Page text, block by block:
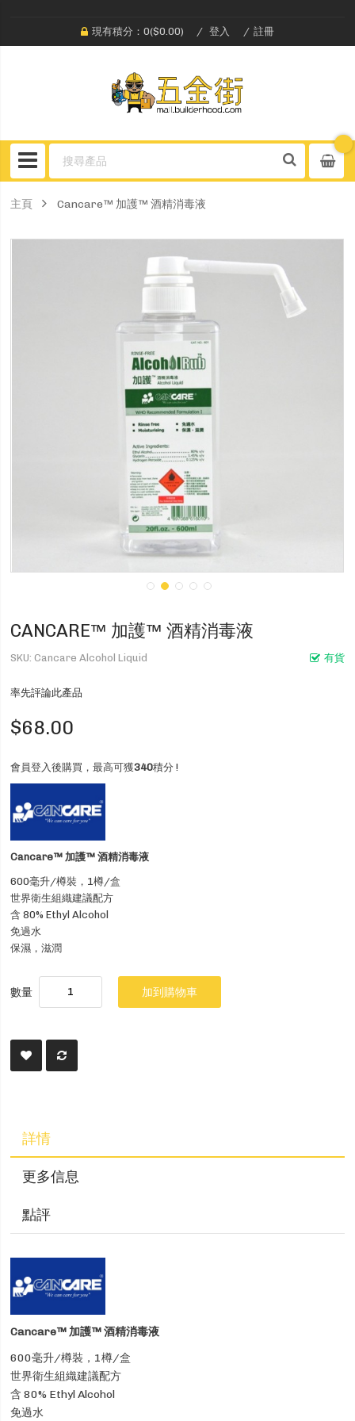
現有積分：0($0.00) 登入 註冊
主頁 Cancare™ 加護™ 酒精消毒液
CANCARE™ 加護™ 酒精消毒液
有貨
SKU Cancare Alcohol Liquid
率先評論此產品
$68.00
會員登入後購買，最高可獲340積分 !
Cancare™ 加護™ 酒精消毒液
600毫升/樽裝，1樽/盒
世界衛生組織建議配方
含 80% Ethyl Alcohol
免過水
保濕，滋潤
數量 加到購物車
詳情
更多信息
點評
Cancare™ 加護™ 酒精消毒液
600毫升/樽裝，1樽/盒
世界衛生組織建議配方
含 80% Ethyl Alcohol
免過水